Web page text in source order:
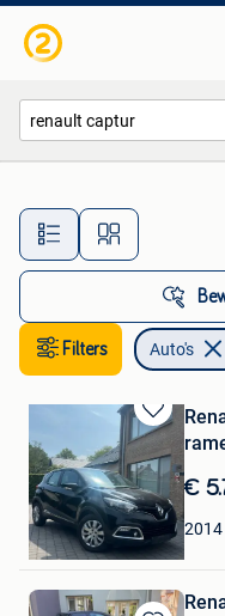
Filters Auto's
Bewaren
in
Mijn
Favorieten
€
2014
Dries
Lier